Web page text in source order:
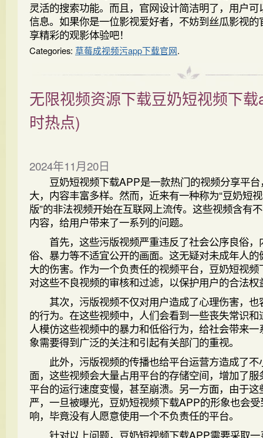
灵活的搜索功能。而且，官网设计简洁明了，用户
信息。如果你是一位影视爱好者，不妨到丝瓜影视
享精彩的观影体验吧！
Categories: 草莓成视频污app下载官网.
无限视频资源下载豆奶短视频下
时热点)
2024年11月20日
豆奶短视频下载APP是一款热门的视频分享平台
大，内容丰富多样。然而，近来有一种称为“豆奶短
版”的非法视频开始在互联网上流传。这些视频含有
内容，给用户带来了一系列的问题。
首先，这些污版视频严重违反了社会公序良俗，
俗、暴力等不适宜公开的画面。这无疑对未成年人
大的伤害。作为一个负责任的视频平台，豆奶短视
对这些不良视频的审核和过滤，以保护用户的合法权
其次，污版视频不仅对用户造成了心理伤害，也
的行为。在这些视频中，人们会看到一些丧失常识
人模仿这些视频中的暴力和低俗行为，给社会带来
象需要得到广泛的关注和引起有关部门的重视。
此外，污版视频的传播也给平台运营方造成了不
面，这些视频会大量占用平台的存储空间，增加了
平台的运行速度变慢，甚至崩溃。另一方面，由于
严，一旦被曝光，豆奶短视频下载APP的形象也会
响，毕竟没有人愿意使用一个不负责任的平台。
针对以上问题，豆奶短视频下载APP需要采取一